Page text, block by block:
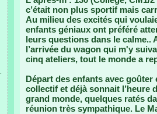
c’était non plus sportif mais
Au milieu des excités qui
enfants géniaux ont préféré
leurs questions dans le calme..
l’arrivée du wagon qui m'y
cinq ateliers, tout le monde a
Départ des enfants avec
collectif et déjà sonnait l’heure
grand monde, quelques ratés
réunion très sympathique. Le